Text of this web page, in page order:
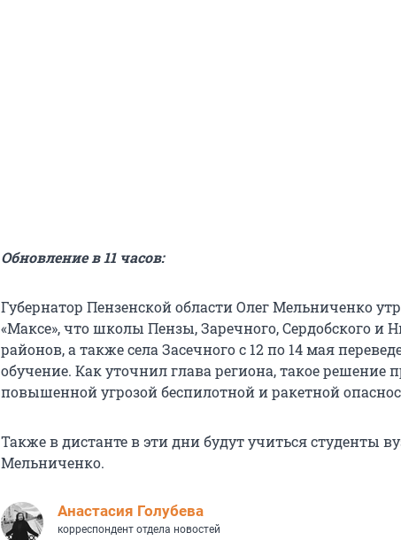
Обновление в 11 часов:
Губернатор Пензенской области Олег Мельниченко
«Максе», что школы Пензы, Заречного, Сердобского и
районов, а также села Засечного с 12 по 14 мая
обучение. Как уточнил глава региона, такое решение
повышенной угрозой беспилотной и ракетной
Также в дистанте в эти дни будут учиться студенты
Мельниченко.
Анастасия Голубева
корреспондент отдела новостей